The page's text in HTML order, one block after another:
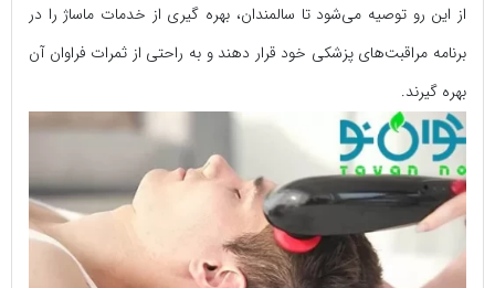
از این رو توصیه می‌شود تا سالمندان، بهره گیری از خدمات ماساژ را در
برنامه مراقبت‌های پزشکی خود قرار دهند و به راحتی از ثمرات فراوان آن
بهره گیرند.